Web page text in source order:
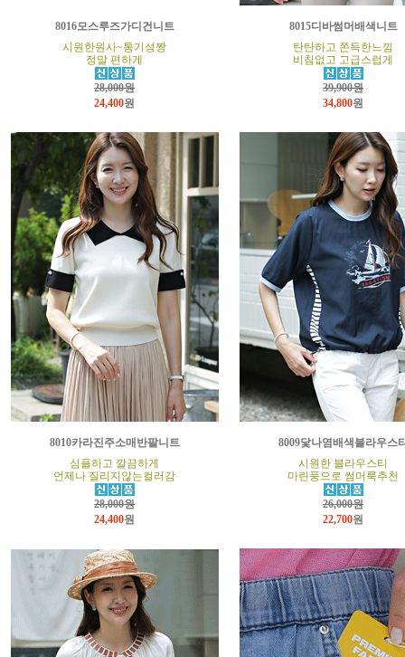
8016모스루즈가디건니트
시원한원사~통기성짱
정말 편하게
28,000원
24,400원
8015디바썸머배색니트
탄탄하고 쫀득한느낌
비침없고 고급스럽게
39,900원
34,800원
8010카라진주소매반팔니트
심플하고 깔끔하게
언제나 질리지않는컬러감
28,000원
24,400원
8009닻나염배색블라우스
시원한 블라우스티
마린풍으로 썸머룩추천
26,000원
22,700원